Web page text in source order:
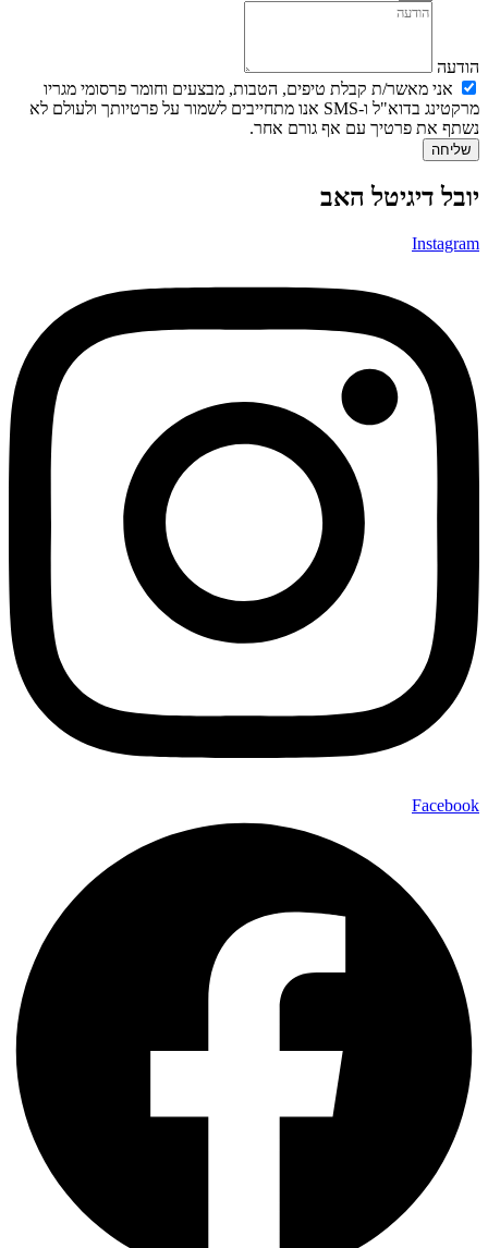
הודעה
אני מאשר/ת קבלת טיפים, הטבות, מבצעים וחומר פרסומי מגריו
מרקטינג בדוא"ל ו-SMS אנו מתחייבים לשמור על פרטיותך ולעולם לא
נשתף את פרטיך עם אף גורם אחר.
שליחה
יובל דיגיטל האב
Instagram
Facebook